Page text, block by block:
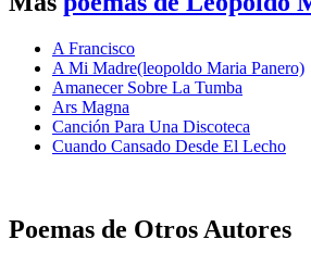
A Francisco
A Mi Madre(leopoldo Maria Panero)
Amanecer Sobre La Tumba
Ars Magna
Canción Para Una Discoteca
Cuando Cansado Desde El Lecho
Poemas de Otros Autores